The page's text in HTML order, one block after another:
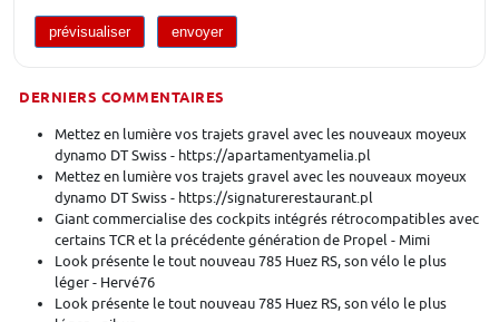
DERNIERS COMMENTAIRES
Mettez en lumière vos trajets gravel avec les nouveaux moyeux
dynamo DT Swiss - https://apartamentyamelia.pl
Mettez en lumière vos trajets gravel avec les nouveaux moyeux
dynamo DT Swiss - https://signaturerestaurant.pl
Giant commercialise des cockpits intégrés rétrocompatibles avec
certains TCR et la précédente génération de Propel - Mimi
Look présente le tout nouveau 785 Huez RS, son vélo le plus
léger - Hervé76
Look présente le tout nouveau 785 Huez RS, son vélo le plus